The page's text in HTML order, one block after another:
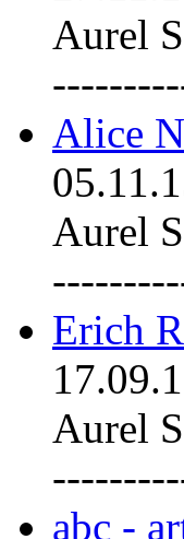
Aurel
Alice
Aurel
Erich
Aurel
abc -